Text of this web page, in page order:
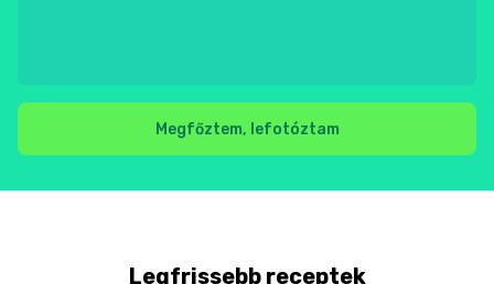
Megfőztem, lefotóztam
Legfrissebb receptek